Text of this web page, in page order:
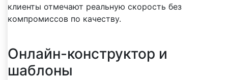
клиенты отмечают реальную скорость без
компромиссов по качеству.
Онлайн-конструктор и
шаблоны